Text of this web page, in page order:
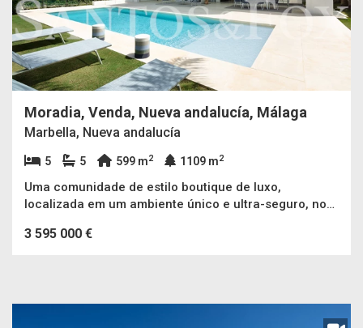
Moradia, Venda, Nueva andalucía, Málaga
Marbella, Nueva andalucía
5 5 599 m2 1109 m2
Uma comunidade de estilo boutique de luxo,
localizada em um ambiente único e ultra-seguro, no
Situada em um ambiente tranquilo e pacífico, esta vila
prestigiados.
3 595 000 €